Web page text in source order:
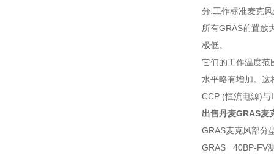
分:工作标准麦克
所有GRAS前置放
极低。
它们的工作温度范
水平略有增加。这
CCP (恒流电源)
出售丹麦GRAS麦
GRAS麦克风部分
GRAS 40BP-FV